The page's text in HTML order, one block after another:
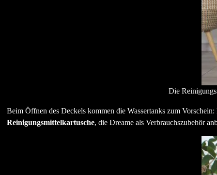
Die
Beim Öffnen des Deckels kommen die Wassertanks zum Vorschein:
Reinigungsmittelkartusche, die Dreame als Verbrauchszubehör